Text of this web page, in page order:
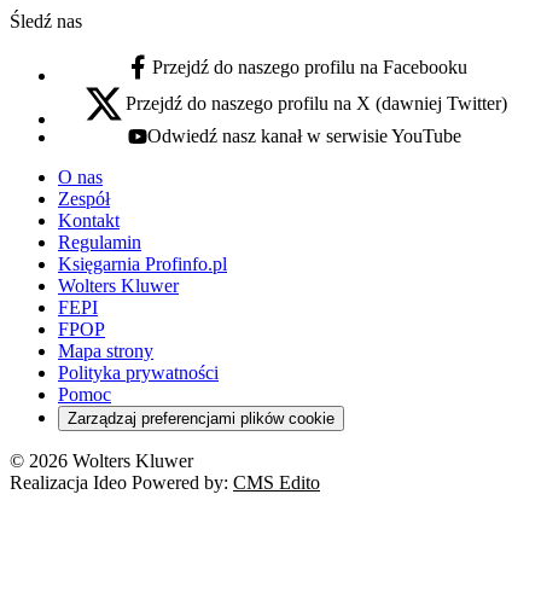
Śledź nas
facebook - otwiera się w nowej karcie
Przejdź do naszego profilu na Facebooku
x - otwiera się w nowej karcie
Przejdź do naszego profilu na X (dawniej Twitter)
youtube - otwiera się w nowej karcie
Odwiedź nasz kanał w serwisie YouTube
O nas
Zespół
Kontakt
Regulamin
Księgarnia Profinfo.pl
Wolters Kluwer
FEPI
FPOP
Mapa strony
Polityka prywatności
Pomoc
Zarządzaj preferencjami plików cookie
© 2026 Wolters Kluwer
Realizacja Ideo Powered by: CMS Edito